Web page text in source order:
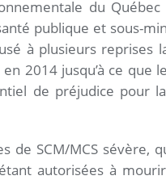
du
publique et sous-
à plusieurs
2014 jusqu’à ce
de préjudice pour
de SCM/MCS sévère,
autorisées à